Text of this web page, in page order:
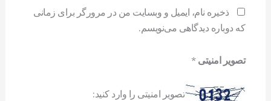
ذخیره نام، ایمیل و وبسایت من در مرورگر برای زمانی
که دوباره دیدگاهی می‌نویسم.
تصویر امنیتی*
تصویر امنیتی را وارد کنید: